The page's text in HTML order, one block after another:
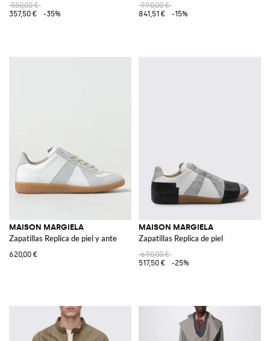
550,00 €
357,50 €
-35%
990,00 €
841,51 €
-15%
MAISON MARGIELA
Zapatillas Replica de piel y ante
620,00 €
MAISON MARGIELA
Zapatillas Replica de piel
690,00 €
517,50 €
-25%